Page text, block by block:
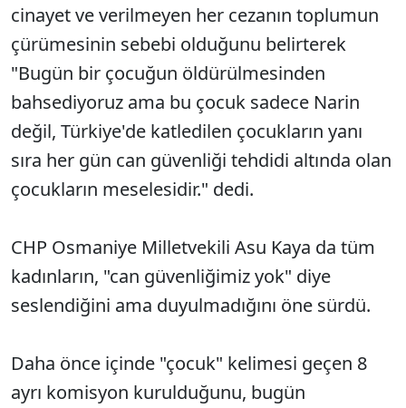
cinayet ve verilmeyen her cezanın toplumun
çürümesinin sebebi olduğunu belirterek
"Bugün bir çocuğun öldürülmesinden
bahsediyoruz ama bu çocuk sadece Narin
değil, Türkiye'de katledilen çocukların yanı
sıra her gün can güvenliği tehdidi altında olan
çocukların meselesidir." dedi.
CHP Osmaniye Milletvekili Asu Kaya da tüm
kadınların, "can güvenliğimiz yok" diye
seslendiğini ama duyulmadığını öne sürdü.
Daha önce içinde "çocuk" kelimesi geçen 8
ayrı komisyon kurulduğunu, bugün